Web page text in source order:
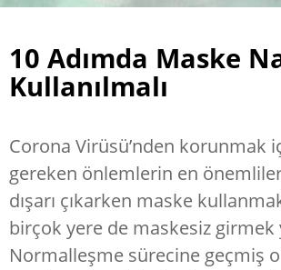
10 Adımda Maske
Kullanılmalı
Corona Virüsü’nden korunmak
gereken önlemlerin en
dışarı çıkarken maske
birçok yere de maskesiz girmek
Normalleşme sürecine geçmiş